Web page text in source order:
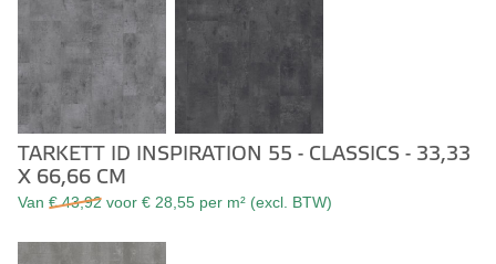
TARKETT ID INSPIRATION 55 - CLASSICS - 33,33
X 66,66 CM
Van € 43,92 voor € 28,55 per m² (excl. BTW)